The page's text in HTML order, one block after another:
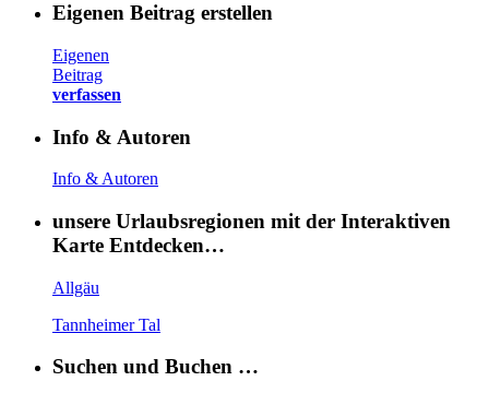
Eigenen Beitrag erstellen
Eigenen
Beitrag
verfassen
Info & Autoren
Info & Autoren
unsere Urlaubsregionen mit der Interaktiven
Karte Entdecken…
Allgäu
Tannheimer Tal
Suchen und Buchen …